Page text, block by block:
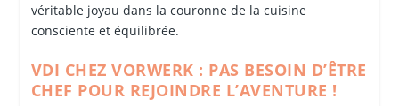
véritable joyau dans la couronne de la cuisine
consciente et équilibrée.
VDI CHEZ VORWERK : PAS BESOIN D’ÊTRE
CHEF POUR REJOINDRE L’AVENTURE !